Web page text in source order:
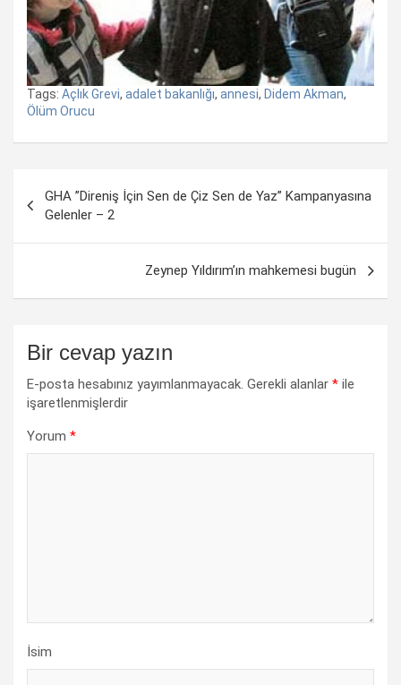
Tags: Açlık Grevi, adalet bakanlığı, annesi, Didem Akman,
Ölüm Orucu
dolaşımı
GHA ”Direniş İçin Sen de Çiz Sen de Yaz” Kampanyasına
Gelenler – 2
Zeynep Yıldırım’ın mahkemesi bugün
Bir cevap yazın
E-posta hesabınız yayımlanmayacak. Gerekli alanlar * ile
işaretlenmişlerdir
Yorum *
İsim